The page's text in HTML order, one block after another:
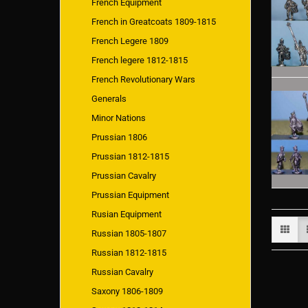
French Equipment
French in Greatcoats 1809-1815
French Legere 1809
French legere 1812-1815
French Revolutionary Wars
Generals
Minor Nations
Prussian 1806
Prussian 1812-1815
Prussian Cavalry
Prussian Equipment
Rusian Equipment
Russian 1805-1807
Russian 1812-1815
Russian Cavalry
Saxony 1806-1809